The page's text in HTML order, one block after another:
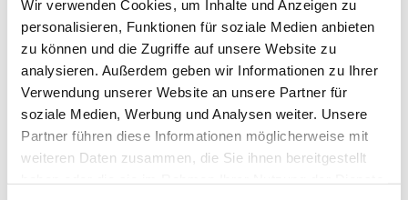
Wir verwenden Cookies, um Inhalte und Anzeigen zu
personalisieren, Funktionen für soziale Medien anbieten
zu können und die Zugriffe auf unsere Website zu
analysieren. Außerdem geben wir Informationen zu Ihrer
Verwendung unserer Website an unsere Partner für
soziale Medien, Werbung und Analysen weiter. Unsere
Partner führen diese Informationen möglicherweise mit
weiteren Daten zusammen, die Sie ihnen bereitgestellt
Greifer und Zangen
C-Haken
Sonderlösungen